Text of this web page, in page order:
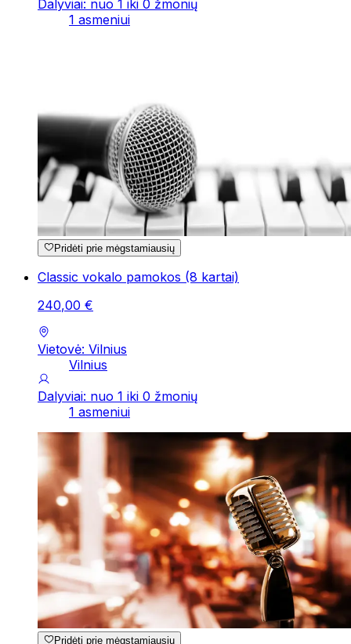
Dalyviai: nuo 1 iki 0 žmonių
1 asmeniui
Pridėti prie mėgstamiausių
Classic vokalo pamokos (8 kartai)
240,00 €
Vietovė: Vilnius
Vilnius
Dalyviai: nuo 1 iki 0 žmonių
1 asmeniui
Pridėti prie mėgstamiausių